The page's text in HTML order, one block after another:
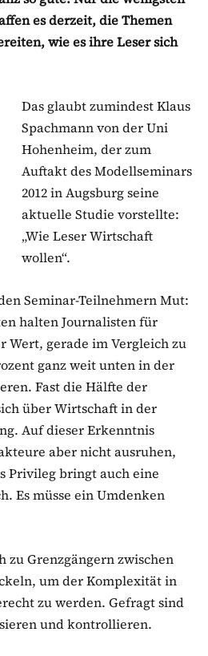
es derzeit, die Themen
wie es ihre Leser sich
Das glaubt zumindest Klaus
Spachmann von der Uni
Hohenheim, der zum
Auftakt des Modellseminars
2012 in Augsburg seine
aktuelle Studie vorstellte:
„Wie Leser Wirtschaft
wollen“.
Seminar-Teilnehmern Mut:
halten Journalisten für
Wert, gerade im Vergleich zu
ganz weit unten in der
Fast die Hälfte der
über Wirtschaft in der
Auf dieser Erkenntnis
aber nicht ausruhen,
Privileg bringt auch eine
Es müsse ein Umdenken
zu Grenzgängern zwischen
um der Komplexität in
zu werden. Gefragt sind
und kontrollieren.